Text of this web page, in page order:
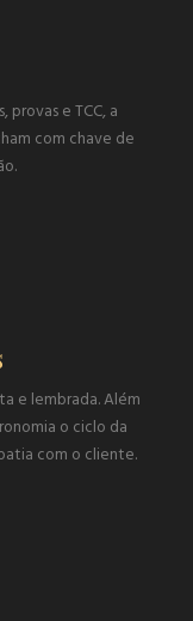
provas e TCC, a
com chave de
e lembrada. Além
o ciclo da
com o cliente.